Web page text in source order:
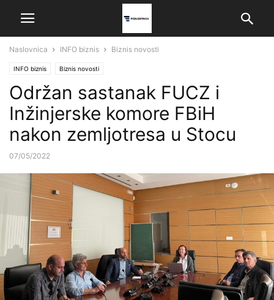
Naslovnica INFO biznis Biznis novosti
INFO biznis Biznis novosti
Održan sastanak FUCZ i
Inžinjerske komore FBiH
nakon zemljotresa u Stocu
07/05/2022